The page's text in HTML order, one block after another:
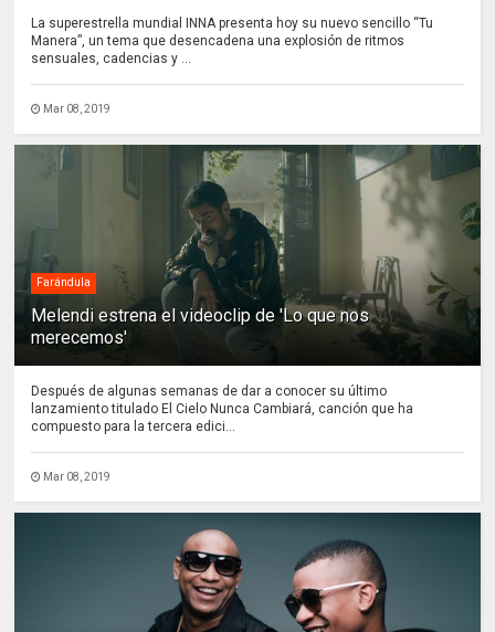
La superestrella mundial INNA presenta hoy su nuevo sencillo “Tu
Manera”, un tema que desencadena una explosión de ritmos
sensuales, cadencias y ...
Mar 08, 2019
Farándula
Melendi estrena el videoclip de 'Lo que nos
merecemos'
Después de algunas semanas de dar a conocer su último
lanzamiento titulado El Cielo Nunca Cambiará, canción que ha
compuesto para la tercera edici...
Mar 08, 2019